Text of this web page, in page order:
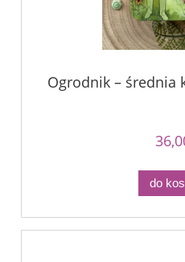
Ogrodnik – średnia
do